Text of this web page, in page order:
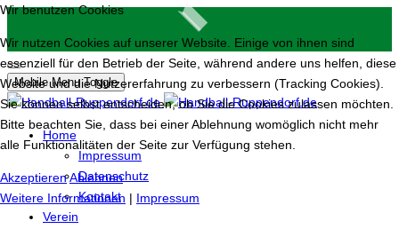
Mobile Menu Toggle
Home
Impressum
Datenschutz
Kontakt
Verein
Wir benutzen Cookies
Wir nutzen Cookies auf unserer Website. Einige von ihnen sind
essenziell für den Betrieb der Seite, während andere uns helfen, diese
Website und die Nutzererfahrung zu verbessern (Tracking Cookies).
Sie können selbst entscheiden, ob Sie die Cookies zulassen möchten.
Bitte beachten Sie, dass bei einer Ablehnung womöglich nicht mehr
alle Funktionalitäten der Seite zur Verfügung stehen.
AkzeptierenAblehnen
Weitere Informationen | Impressum